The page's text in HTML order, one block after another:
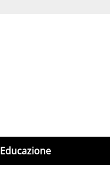
Educazione